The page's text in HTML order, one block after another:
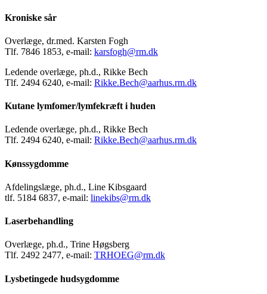
Kroniske sår
Overlæge, dr.med. Karsten Fogh
Tlf. 7846 1853, e-mail: karsfogh@rm.dk
Ledende overlæge, ph.d., Rikke Bech
Tlf. 2494 6240, e-mail: Rikke.Bech@aarhus.rm.dk
Kutane lymfomer/lymfekræft i huden
Ledende overlæge, ph.d., Rikke Bech
Tlf. 2494 6240, e-mail: Rikke.Bech@aarhus.rm.dk
Kønssygdomme
Afdelingslæge, ph.d., Line Kibsgaard
tlf. 5184 6837, e-mail: linekibs@rm.dk
Laserbehandling
Overlæge, ph.d., Trine Høgsberg
Tlf. 2492 2477, e-mail: TRHOEG@rm.dk
Lysbetingede hudsygdomme